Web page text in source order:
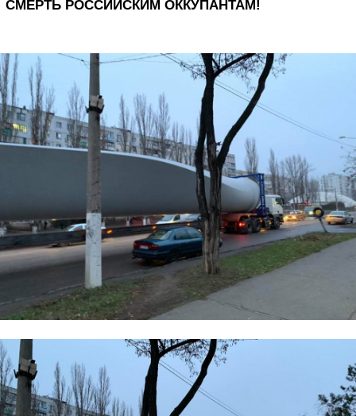
СМЕРТЬ РОССИЙСКИМ ОККУПАНТАМ!